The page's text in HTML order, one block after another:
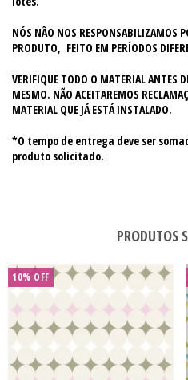
NÓS NÃO NOS RESPONSABILIZAMOS
PRODUTO, FEITO EM PERÍODOS
VERIFIQUE TODO O MATERIAL ANTES
MESMO. NÃO ACEITAREMOS
MATERIAL QUE JÁ ESTÁ INSTALADO.
*O tempo de entrega deve ser
produto solicitado.
PRODUTOS
10% OFF